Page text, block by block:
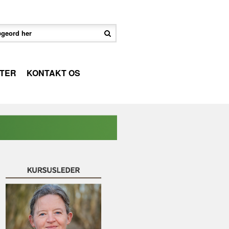
KONTAKT OS